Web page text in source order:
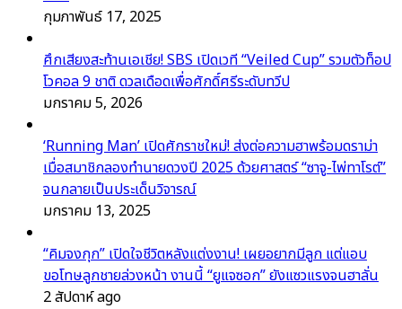
กุมภาพันธ์ 17, 2025
ศึกเสียงสะท้านเอเชีย! SBS เปิดเวที “Veiled Cup” รวมตัวท็อป
โวคอล 9 ชาติ ดวลเดือดเพื่อศักดิ์ศรีระดับทวีป
มกราคม 5, 2026
‘Running Man’ เปิดศักราชใหม่! ส่งต่อความฮาพร้อมดราม่า
เมื่อสมาชิกลองทำนายดวงปี 2025 ด้วยศาสตร์ “ซาจู-ไพ่ทาโรต์”
จนกลายเป็นประเด็นวิจารณ์
มกราคม 13, 2025
“คิมจงกุก” เปิดใจชีวิตหลังแต่งงาน! เผยอยากมีลูก แต่แอบ
ขอโทษลูกชายล่วงหน้า งานนี้ “ยูแจซอก” ยังแซวแรงจนฮาลั่น
2 สัปดาห์ ago